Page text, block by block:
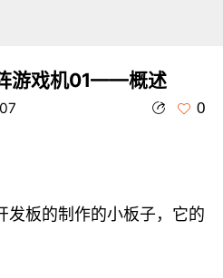
游戏机01——概述
0
发板的制作的小板子，它的